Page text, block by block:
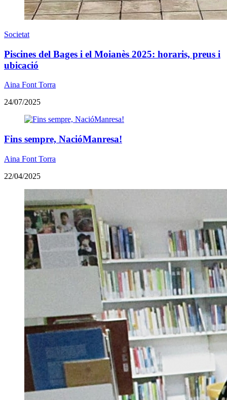
Societat
Piscines del Bages i el Moianès 2025: horaris, preus i
ubicació
Aina Font Torra
24/07/2025
Fins sempre, NacióManresa!
Aina Font Torra
22/04/2025